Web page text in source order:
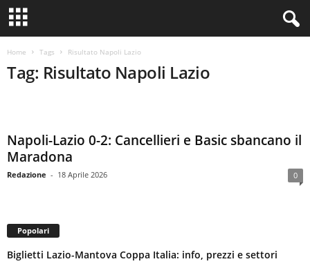
Home Tags Risultato Napoli Lazio
Tag: Risultato Napoli Lazio
Napoli-Lazio 0-2: Cancellieri e Basic sbancano il
Maradona
Redazione - 18 Aprile 2026 0
Popolari
Biglietti Lazio-Mantova Coppa Italia: info, prezzi e settori